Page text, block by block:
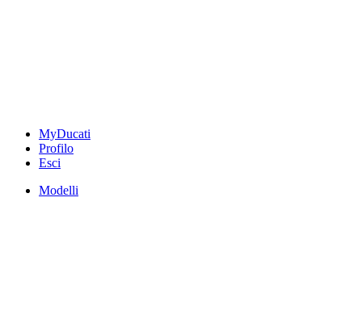
MyDucati
Profilo
Esci
Modelli